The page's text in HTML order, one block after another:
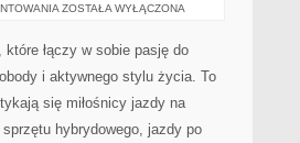
PYTANIA
ZOSTAŁA WYŁĄCZONA
łączy w sobie pasję do
i aktywnego stylu życia. To
się miłośnicy jazdy na
hybrydowego, jazdy po